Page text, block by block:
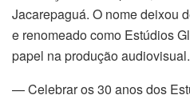
Jacarepaguá. O nome deixou
e renomeado como Estúdios
papel na produção audiovisual.
— Celebrar os 30 anos dos